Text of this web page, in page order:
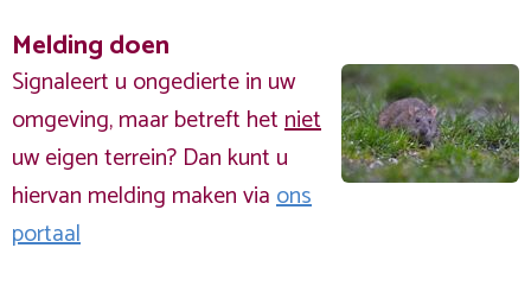
Melding doen
Signaleert u ongedierte in uw
omgeving, maar betreft hetniet
uw eigen terrein? Dan kunt u
hiervan melding maken viaons
portaal